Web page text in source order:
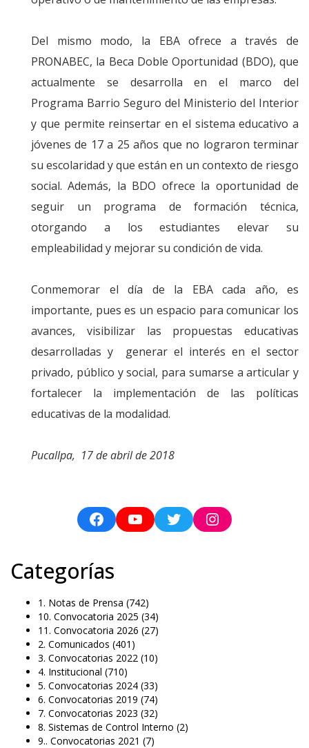
Del mismo modo, la EBA ofrece a través de
PRONABEC, la Beca Doble Oportunidad (BDO), que
actualmente se desarrolla en el marco del
Programa Barrio Seguro del Ministerio del Interior
y que permite reinsertar en el sistema educativo a
jóvenes de 17 a 25 años que no lograron terminar
su escolaridad y que están en un contexto de riesgo
social. Además, la BDO ofrece la oportunidad de
seguir un programa de formación técnica,
otorgando a los estudiantes elevar su
empleabilidad y mejorar su condición de vida.
Conmemorar el día de la EBA cada año, es
importante, pues es un espacio para comunicar los
avances, visibilizar las propuestas educativas
desarrolladas y generar el interés en el sector
privado, público y social, para sumarse a articular y
fortalecer la implementación de las políticas
educativas de la modalidad.
Pucallpa, 17 de abril de 2018
Categorías
1. Notas de Prensa (742)
10. Convocatoria 2025 (34)
11. Convocatoria 2026 (27)
2. Comunicados (401)
3. Convocatorias 2022 (10)
4. Institucional (710)
5. Convocatorias 2024 (33)
6. Convocatorias 2019 (74)
7. Convocatorias 2023 (32)
8. Sistemas de Control Interno (2)
9.. Convocatorias 2021 (7)